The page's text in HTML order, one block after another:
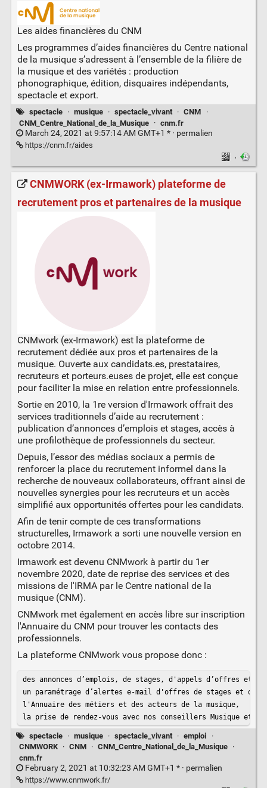
Les aides financières du CNM
Les programmes d’aides financières du Centre national
de la musique s’adressent à l’ensemble de la filière de
la musique et des variétés : production
phonographique, édition, disquaires indépendants,
spectacle et export.
spectacle · musique · spectacle_vivant · CNM
·
CNM_Centre_National_de_la_Musique
· cnm.fr
March 24, 2021 at 9:57:14 AM GMT+1 * · permalien
https://cnm.fr/aides
·
CNMWORK (ex-Irmawork) plateforme de
recrutement pros et partenaires de la musique
CNMwork (ex-Irmawork) est la plateforme de
recrutement dédiée aux pros et partenaires de la
musique. Ouverte aux candidats.es, prestataires,
recruteurs et porteurs.euses de projet, elle est conçue
pour faciliter la mise en relation entre professionnels.
Sortie en 2010, la 1re version d'Irmawork offrait des
services traditionnels d’aide au recrutement :
publication d’annonces d’emplois et stages, accès à
une profilothèque de professionnels du secteur.
Depuis, l’essor des médias sociaux a permis de
renforcer la place du recrutement informel dans la
recherche de nouveaux collaborateurs, offrant ainsi de
nouvelles synergies pour les recruteurs et un accès
simplifié aux opportunités offertes pour les candidats.
Afin de tenir compte de ces transformations
structurelles, Irmawork a sorti une nouvelle version en
octobre 2014.
Irmawork est devenu CNMwork à partir du 1er
novembre 2020, date de reprise des services et des
missions de l'IRMA par le Centre national de la
musique (CNM).
CNMwork met également en accès libre sur inscription
l'Annuaire du CNM pour trouver les contacts des
professionnels.
La plateforme CNMwork vous propose donc :
des annonces d’emplois, de stages, d'appels d’offres et
un paramétrage d’alertes e-mail d'offres de stages et
l'Annuaire des métiers et des acteurs de la musique,
la prise de rendez-vous avec nos conseillers Musique et
spectacle · musique · spectacle_vivant · emploi
·
CNMWORK
· CNM · CNM_Centre_National_de_la_Musique ·
cnm.fr
February 2, 2021 at 10:32:23 AM GMT+1 * · permalien
https://www.cnmwork.fr/